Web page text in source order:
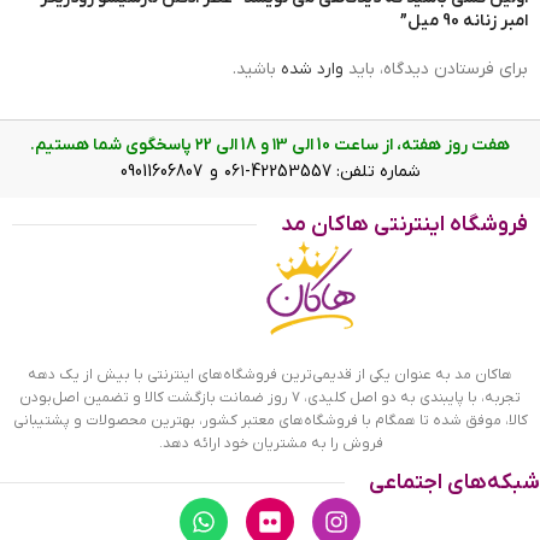
امبر زنانه 90 میل”
برای فرستادن دیدگاه، باید وارد شده باشید.
هفت روز هفته، از ساعت 10 الی ۱3 و 18 الی ۲2 پاسخگوی شما هستیم.
شماره تلفن: 42253557-۰۶۱ و 09011606807
فروشگاه اینترنتی هاکان مد
هاکان مد به عنوان یکی از قدیمی‌ترین فروشگاه‌های اینترنتی با بیش از یک دهه
تجربه، با پایبندی به دو اصل کلیدی، ۷ روز ضمانت بازگشت کالا و تضمین اصل‌بودن
کالا، موفق شده تا همگام با فروشگاه‌های معتبر کشور، بهترین محصولات و پشتیبانی
فروش را به مشتریان خود ارائه دهد.
شبکه‌های اجتماعی